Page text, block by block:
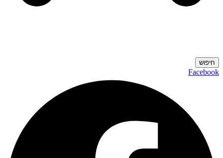
חיפוש
Facebook